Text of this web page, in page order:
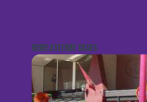
GERELATEERDE CASES